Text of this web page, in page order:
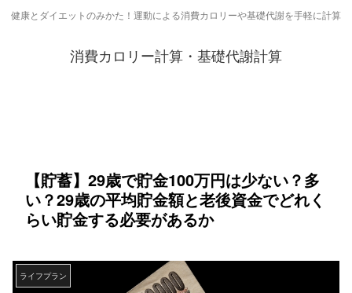
健康とダイエットのみかた！運動による消費カロリーや基礎代謝を手軽に計算
消費カロリー計算・基礎代謝計算
【貯蓄】29歳で貯金100万円は少ない？多
い？29歳の平均貯金額と老後資金でどれく
らい貯金する必要があるか
ライフプラン